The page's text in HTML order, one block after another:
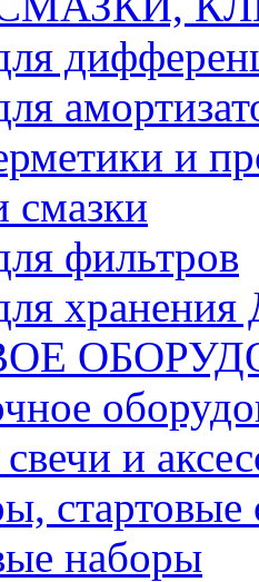
и
смазки
фильтров
и
стартовые
наборы